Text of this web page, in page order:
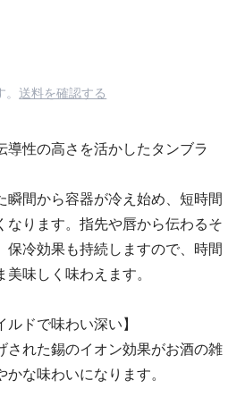
送料を確認する
導性の高さを活かしたタンブラ
瞬間から容器が冷え始め、短時間
なります。指先や唇から伝わるそ
保冷効果も持続しますので、時間
味しく味わえます。
ルドで味わい深い】
された錫のイオン効果がお酒の雑
な味わいになります。